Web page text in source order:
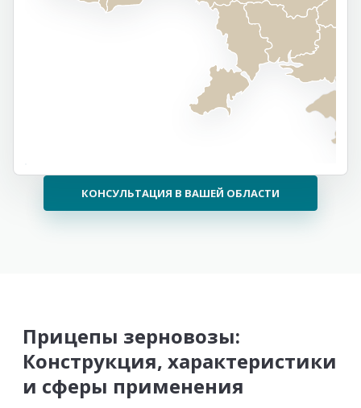
КОНСУЛЬТАЦИЯ В ВАШЕЙ ОБЛАСТИ
Прицепы зерновозы:
Конструкция, характеристики
и сферы применения